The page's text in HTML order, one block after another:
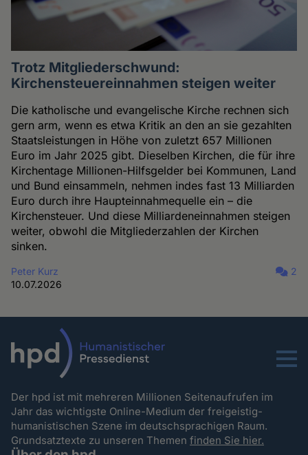
Trotz Mitgliederschwund:
Kirchensteuereinnahmen steigen weiter
Die katholische und evangelische Kirche rechnen sich
gern arm, wenn es etwa Kritik an den an sie gezahlten
Staatsleistungen in Höhe von zuletzt 657 Millionen
Euro im Jahr 2025 gibt. Dieselben Kirchen, die für ihre
Kirchentage Millionen-Hilfsgelder bei Kommunen, Land
und Bund einsammeln, nehmen indes fast 13 Milliarden
Euro durch ihre Haupteinnahmequelle ein – die
Kirchensteuer. Und diese Milliardeneinnahmen steigen
weiter, obwohl die Mitgliederzahlen der Kirchen
sinken.
Peter Kurz
10.07.2026
2
Menu
Der hpd ist mit mehreren Millionen Seitenaufrufen im
Jahr das wichtigste Online-Medium der freigeistig-
humanistischen Szene im deutschsprachigen Raum.
Grundsatztexte zu unseren Themenfinden Sie hier.